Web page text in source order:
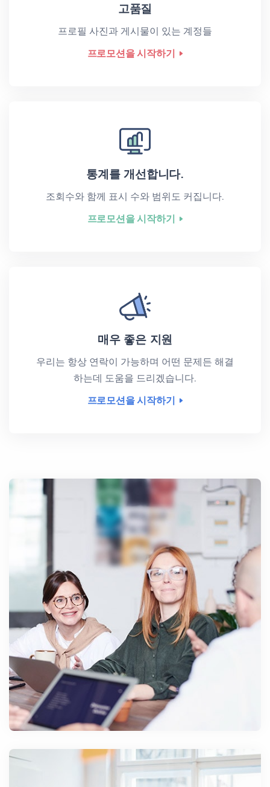
고품질
프로필 사진과 게시물이 있는 계정들
프로모션을 시작하기
통계를 개선합니다.
조회수와 함께 표시 수와 범위도 커집니다.
프로모션을 시작하기
매우 좋은 지원
우리는 항상 연락이 가능하며 어떤 문제든 해결
하는데 도움을 드리겠습니다.
프로모션을 시작하기